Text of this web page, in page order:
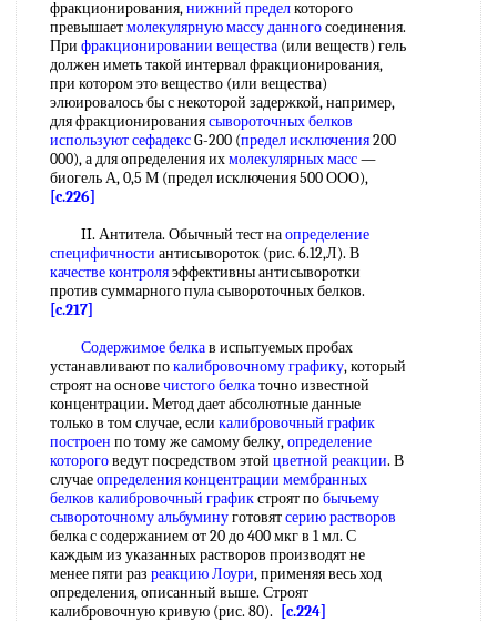
фракционирования,нижний пределкоторого
превышаетмолекулярную массу данногосоединения.
При фракционировании вещества (или веществ) гель
должен иметь такой интервал фракционирования,
при котором это вещество (или вещества)
элюировалось бы с некоторой задержкой, например,
для фракционированиясывороточных белков
используют сефадексG-200 (предел исключения200
000), а для определения ихмолекулярных масс—
биогель А, 0,5 М (предел исключения 500 ООО),
[c.226]
II. Антитела. Обычный тест наопределение
специфичности антисывороток (рис. 6.12,Л). В
качестве контроляэффективны антисыворотки
против суммарного пула сывороточных белков.
[c.217]
Содержимое белкав испытуемых пробах
устанавливают покалибровочному графику, который
строят на основечистого белкаточно известной
концентрации. Метод дает абсолютные данные
только в том случае, если калибровочный график
построен по тому же самому белку,определение
котороговедут посредством этой цветной реакции. В
случаеопределения концентрации мембранных
белков калибровочный графикстроят побычьему
сывороточному альбуминуготовятсерию растворов
белка с содержанием от 20 до 400 мкг в 1 мл. С
каждым из указанных растворов производят не
менее пяти раз реакцию Лоури, применяя весь ход
определения, описанный выше. Строят
калибровочную кривую (рис. 80).
[c.224]